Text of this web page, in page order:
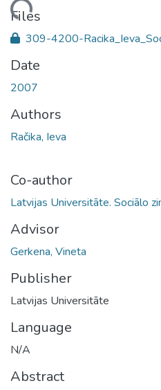
Files
309-4200-
Date
2007
Authors
Račika, Ieva
Co-author
Latvijas Universitāte. Sociālo
Advisor
Gerkena, Vineta
Publisher
Latvijas Universitāte
Language
N/A
Abstract